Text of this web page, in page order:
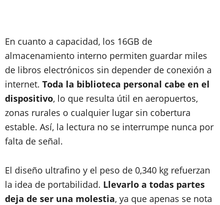
En cuanto a capacidad, los 16GB de
almacenamiento interno permiten guardar miles
de libros electrónicos sin depender de conexión a
internet. Toda la biblioteca personal cabe en el
dispositivo, lo que resulta útil en aeropuertos,
zonas rurales o cualquier lugar sin cobertura
estable. Así, la lectura no se interrumpe nunca por
falta de señal.
El diseño ultrafino y el peso de 0,340 kg refuerzan
la idea de portabilidad. Llevarlo a todas partes
deja de ser una molestia, ya que apenas se nota